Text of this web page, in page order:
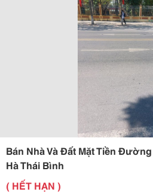
Bán Nhà Và Đất Mặt Tiền
Hà Thái Bình
( HẾT HẠN )